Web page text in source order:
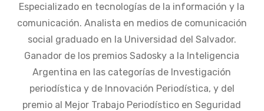
Especializado en tecnologías de la información y la
comunicación. Analista en medios de comunicación
social graduado en la Universidad del Salvador.
Ganador de los premios Sadosky a la Inteligencia
Argentina en las categorías de Investigación
periodística y de Innovación Periodística, y del
premio al Mejor Trabajo Periodístico en Seguridad